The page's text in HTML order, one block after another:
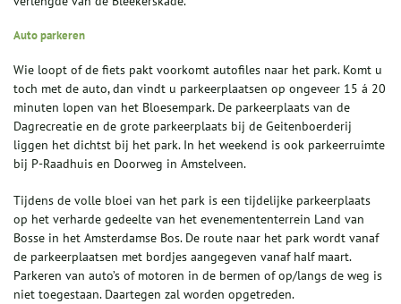
Auto parkeren
Wie loopt of de fiets pakt voorkomt autofiles naar het park. Komt u
toch met de auto, dan vindt u parkeerplaatsen op ongeveer 15 á 20
minuten lopen van het Bloesempark. De parkeerplaats van de
Dagrecreatie en de grote parkeerplaats bij de Geitenboerderij
liggen het dichtst bij het park. In het weekend is ook parkeerruimte
bij P-Raadhuis en Doorweg in Amstelveen.
Tijdens de volle bloei van het park is een tijdelijke parkeerplaats
op het verharde gedeelte van het evenemententerrein Land van
Bosse in het Amsterdamse Bos. De route naar het park wordt vanaf
de parkeerplaatsen met bordjes aangegeven vanaf half maart.
Parkeren van auto’s of motoren in de bermen of op/langs de weg is
niet toegestaan. Daartegen zal worden opgetreden.